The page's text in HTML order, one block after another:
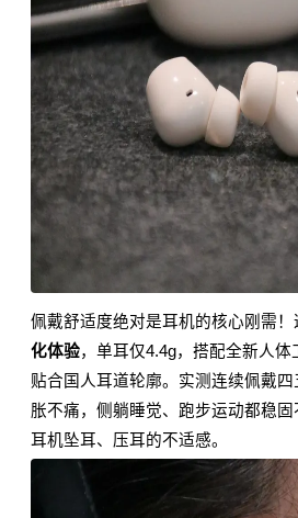
佩戴舒适度绝对是耳机的核心刚需！
化体验，单耳仅4.4g，搭配全新人
贴合国人耳道轮廓。实测连续佩戴
胀不痛，侧躺睡觉、跑步运动都稳
耳机坠耳、压耳的不适感。